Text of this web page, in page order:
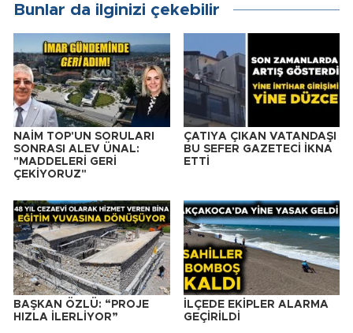
Bunlar da ilginizi çekebilir
NAİM TOP'UN SORULARI
SONRASI ALEV ÜNAL:
"MADDELERİ GERİ
ÇEKİYORUZ"
ÇATIYA ÇIKAN VATANDAŞI
BU SEFER GAZETECİ İKNA
ETTİ
BAŞKAN ÖZLÜ: “PROJE
HIZLA İLERLİYOR”
İLÇEDE EKİPLER ALARMA
GEÇİRİLDİ